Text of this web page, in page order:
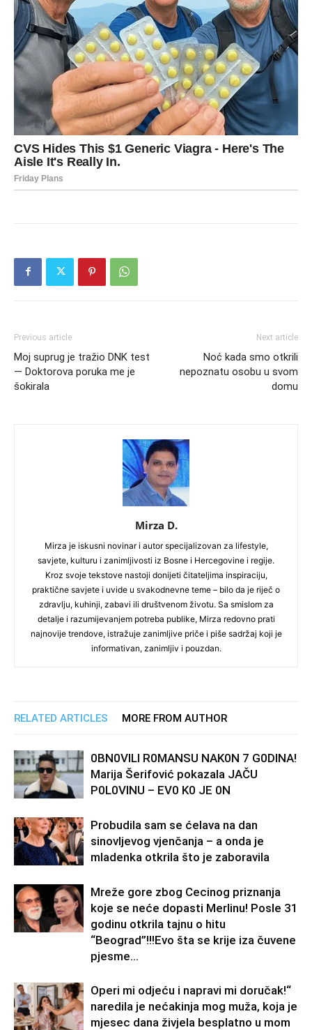
Previous article
Moj suprug je tražio DNK test
— Doktorova poruka me je
šokirala
Next article
Noć kada smo otkrili
nepoznatu osobu u svom
domu
Mirza D.
Mirza je iskusni novinar i autor specijalizovan za lifestyle,
savjete, kulturu i zanimljivosti iz Bosne i Hercegovine i regije.
Kroz svoje tekstove nastoji donijeti čitateljima inspiraciju,
praktične savjete i uvide u svakodnevne teme – bilo da je riječ o
zdravlju, kuhinji, zabavi ili društvenom životu. Sa smislom za
detalje i razumijevanjem potreba publike, Mirza redovno prati
najnovije trendove, istražuje zanimljive priče i piše sadržaj koji je
informativan, zanimljiv i pouzdan.
RELATED ARTICLES MORE FROM AUTHOR
0BN0VlLl R0MANSU NAK0N 7 G0DlNA!
Marija Šerifović pokazala JAČU
P0L0VINU – EV0 K0 JE 0N
Probudila sam se ćelava na dan
sinovljevog vjenčanja – a onda je
mladenka otkrila što je zaboravila
Mreže gore zbog Cecinog priznanja
koje se neće dopasti Merlinu! Posle 31
godinu otkrila tajnu o hitu
“Beograd”!!!Evo šta se krije iza čuvene
pjesme...
Operi mi odjeću i napravi mi doručak!“
naredila je nećakinja mog muža, koja je
mjesec dana živjela besplatno u mom